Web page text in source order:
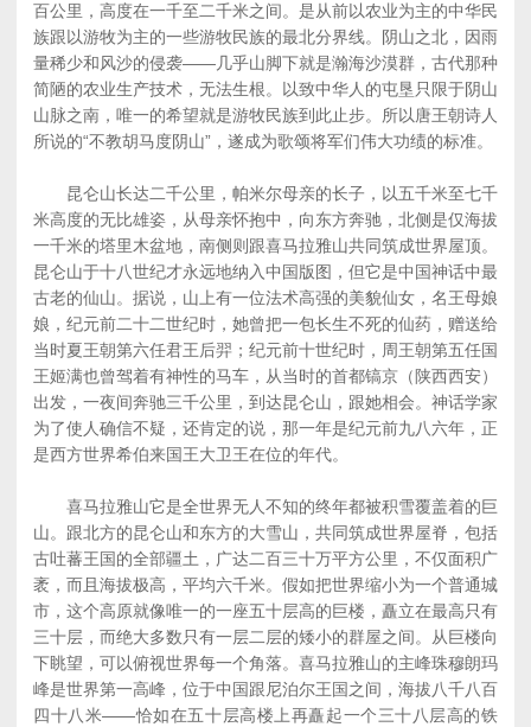
百公里，高度在一千至二千米之间。是从前以农业为主的中华民
族跟以游牧为主的一些游牧民族的最北分界线。阴山之北，因雨
量稀少和风沙的侵袭——几乎山脚下就是瀚海沙漠群，古代那种
简陋的农业生产技术，无法生根。以致中华人的屯垦只限于阴山
山脉之南，唯一的希望就是游牧民族到此止步。所以唐王朝诗人
所说的“不教胡马度阴山”，遂成为歌颂将军们伟大功绩的标准。
昆仑山长达二千公里，帕米尔母亲的长子，以五千米至七千
米高度的无比雄姿，从母亲怀抱中，向东方奔驰，北侧是仅海拔
一千米的塔里木盆地，南侧则跟喜马拉雅山共同筑成世界屋顶。
昆仑山于十八世纪才永远地纳入中国版图，但它是中国神话中最
古老的仙山。据说，山上有一位法术高强的美貌仙女，名王母娘
娘，纪元前二十二世纪时，她曾把一包长生不死的仙药，赠送给
当时夏王朝第六任君王后羿；纪元前十世纪时，周王朝第五任国
王姬满也曾驾着有神性的马车，从当时的首都镐京（陕西西安）
出发，一夜间奔驰三千公里，到达昆仑山，跟她相会。神话学家
为了使人确信不疑，还肯定的说，那一年是纪元前九八六年，正
是西方世界希伯来国王大卫王在位的年代。
喜马拉雅山它是全世界无人不知的终年都被积雪覆盖着的巨
山。跟北方的昆仑山和东方的大雪山，共同筑成世界屋脊，包括
古吐蕃王国的全部疆土，广达二百三十万平方公里，不仅面积广
袤，而且海拔极高，平均六千米。假如把世界缩小为一个普通城
市，这个高原就像唯一的一座五十层高的巨楼，矗立在最高只有
三十层，而绝大多数只有一层二层的矮小的群屋之间。从巨楼向
下眺望，可以俯视世界每一个角落。喜马拉雅山的主峰珠穆朗玛
峰是世界第一高峰，位于中国跟尼泊尔王国之间，海拔八千八百
四十八米——恰如在五十层高楼上再矗起一个三十八层高的铁